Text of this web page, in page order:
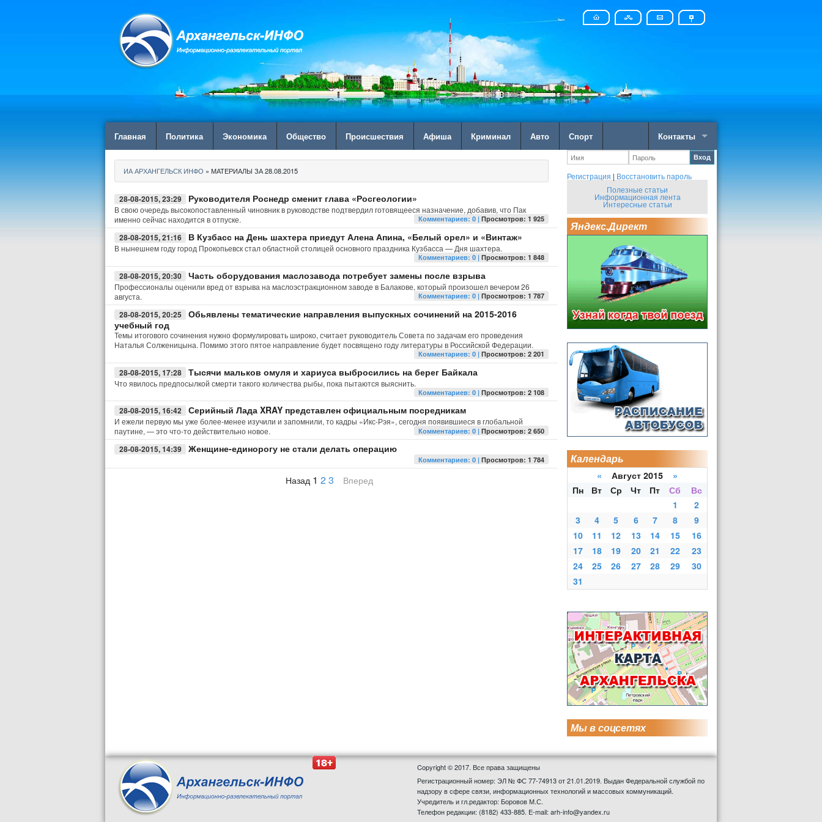
Главная Политика Экономика Общество Происшествия Афиша Криминал Авто Спорт Контакты
ИА АРХАНГЕЛЬСК ИНФО » МАТЕРИАЛЫ ЗА 28.08.2015
28-08-2015, 23:29 Руководителя Роснедр сменит глава «Росгеологии»
В свою очередь высокопоставленный чиновник в руководстве подтвердил готовящееся назначение, добавив, что Пак
именно сейчас находится в отпуске.
Комментариев: 0 |Просмотров: 1 925
28-08-2015, 21:16 В Кузбасс на День шахтера приедут Алена Апина, «Белый орел» и «Винтаж»
В нынешнем году город Прокопьевск стал областной столицей основного праздника Кузбасса — Дня шахтера.
Комментариев: 0 |Просмотров: 1 848
28-08-2015, 20:30 Часть оборудования маслозавода потребует замены после взрыва
Профессионалы оценили вред от взрыва на маслоэстракционном заводе в Балакове, который произошел вечером 26
августа.
Комментариев: 0 |Просмотров: 1 787
28-08-2015, 20:25
Обьявлены тематические направления выпускных сочинений на 2015-2016
учебный год
Темы итогового сочинения нужно формулировать широко, считает руководитель Совета по задачам его проведения
Наталья Солженицына. Помимо этого пятое направление будет посвящено году литературы в Российской Федерации.
Комментариев: 0 |Просмотров: 2 201
28-08-2015, 17:28 Тысячи мальков омуля и хариуса выбросились на берег Байкала
Что явилось предпосылкой смерти такого количества рыбы, пока пытаются выяснить.
Комментариев: 0 |Просмотров: 2 108
28-08-2015, 16:42 Серийный Лада XRAY представлен официальным посредникам
И ежели первую мы уже более-менее изучили и запомнили, то кадры «Икс-Рэя», сегодня появившиеся в глобальной
паутине, — это что-то действительно новое.
Комментариев: 0 |Просмотров: 2 650
28-08-2015, 14:39 Женщине-единорогу не стали делать операцию
Комментариев: 0 |Просмотров: 1 784
Назад 1 23 Вперед
Вход
Регистрация | Восстановить пароль
Полезные статьи
Информационная лента
Интересные статьи
Яндекс.Директ
Календарь
« Август 2015 »
Пн
Вт Ср Чт Пт Сб
Вс
1
2
3
4 5 6 7 8
9
10
11 12 13 14 15
16
17
18 19 20 21 22
23
24
25 26 27 28 29
30
31
Мы в соцсетях
Copyright © 2017. Все права защищены
Регистрационный номер: ЭЛ № ФС 77-74913 от 21.01.2019. Выдан Федеральной службой по
надзору в сфере связи, информационных технологий и массовых коммуникаций.
Учредитель и гл.редактор: Боровов М.С.
Телефон редакции: (8182) 433-885. E-mail: arh-info@yandex.ru